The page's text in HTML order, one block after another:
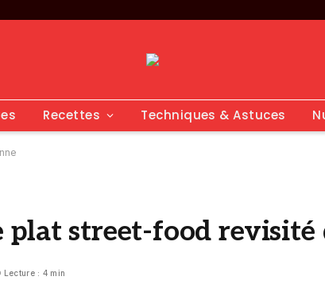
Recettes Techniques & Astuces
plat street-food
Lecture : 4 min